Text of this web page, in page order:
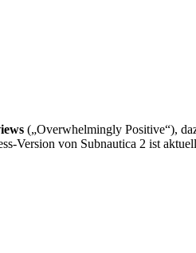
(„Overwhelmingly Positive“),
Version von Subnautica 2 ist